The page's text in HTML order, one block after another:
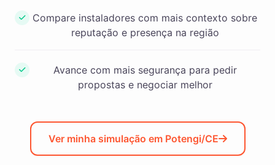
Compare instaladores com mais contexto sobre
reputação e presença na região
Avance com mais segurança para pedir
propostas e negociar melhor
Ver minha simulação em Potengi/CE